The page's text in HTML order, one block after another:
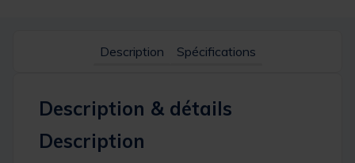
Description Spécifications
Description & détails
Description